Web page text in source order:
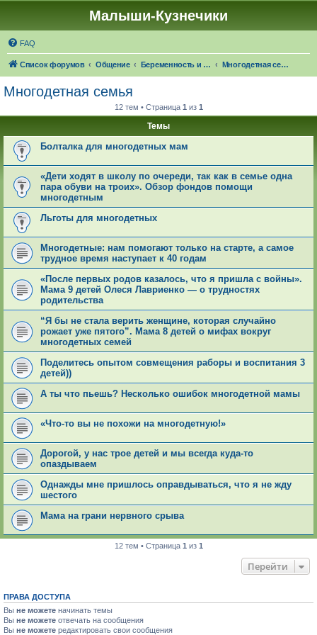
Малыши-Кузнечики
FAQ
Список форумов Общение Беременность и роды. О детях Многодетная семья
Многодетная семья
12 тем • Страница 1 из 1
Темы
Болталка для многодетных мам
«Дети ходят в школу по очереди, так как в семье одна
пара обуви на троих». Обзор фондов помощи
многодетным
Льготы для многодетных
Многодетные: нам помогают только на старте, а самое
трудное время наступает к 40 годам
«После первых родов казалось, что я пришла с войны».
Мама 9 детей Олеся Лавриенко — о трудностях
родительства
“Я бы не стала верить женщине, которая случайно
рожает уже пятого”. Мама 8 детей о мифах вокруг
многодетных семей
Поделитесь опытом совмещения раборы и воспитания 3
детей))
А ты что пьешь? Несколько ошибок многодетной мамы
«Что-то вы не похожи на многодетную!»
Дорогой, у нас трое детей и мы всегда куда-то
опаздываем
Однажды мне пришлось оправдываться, что я не жду
шестого
Мама на грани нервного срыва
12 тем • Страница 1 из 1
Перейти
ПРАВА ДОСТУПА
Вы не можете начинать темы
Вы не можете отвечать на сообщения
Вы не можете редактировать свои сообщения